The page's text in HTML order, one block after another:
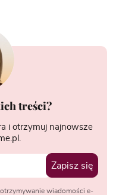
treści?
i otrzymuj najnowsze
Zapisz się
wiadomości e-